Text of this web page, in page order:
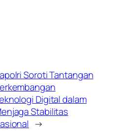
Soroti Tantangan
Digital dalam
Stabilitas
→